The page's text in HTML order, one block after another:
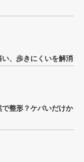
、歩きにくいを解消
整形？ケバいだけか